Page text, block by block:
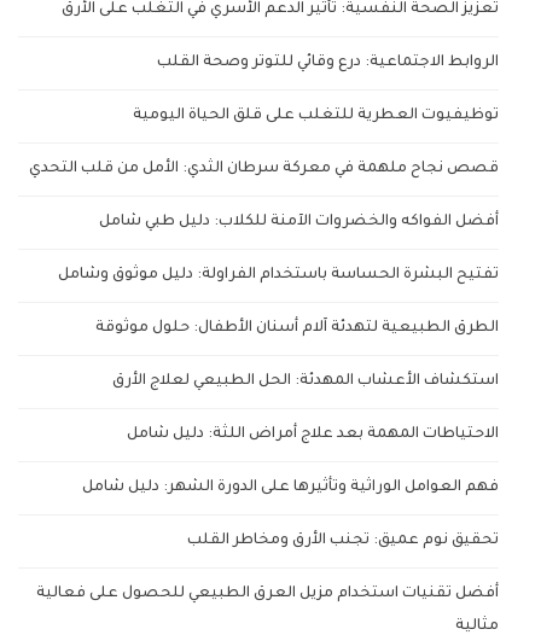
تعزيز الصحة النفسية: تأثير الدعم الأسري في التغلب على الأرق
الروابط الاجتماعية: درع وقائي للتوتر وصحة القلب
توظيفيوت العطرية للتغلب على قلق الحياة اليومية
قصص نجاح ملهمة في معركة سرطان الثدي: الأمل من قلب التحدي
أفضل الفواكه والخضروات الآمنة للكلاب: دليل طبي شامل
تفتيح البشرة الحساسة باستخدام الفراولة: دليل موثوق وشامل
الطرق الطبيعية لتهدئة آلام أسنان الأطفال: حلول موثوقة
استكشاف الأعشاب المهدئة: الحل الطبيعي لعلاج الأرق
الاحتياطات المهمة بعد علاج أمراض اللثة: دليل شامل
فهم العوامل الوراثية وتأثيرها على الدورة الشهر: دليل شامل
تحقيق نوم عميق: تجنب الأرق ومخاطر القلب
أفضل تقنيات استخدام مزيل العرق الطبيعي للحصول على فعالية
مثالية